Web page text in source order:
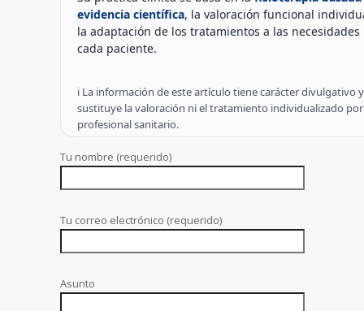
evidencia científica, la valoración funcional
la adaptación de los tratamientos a las necesidades
cada paciente.
ℹ️ La información de este artículo tiene carácter divulgativo
sustituye la valoración ni el tratamiento individualizado
profesional sanitario.
Tu nombre (requerido)
Tu correo electrónico (requerido)
Asunto